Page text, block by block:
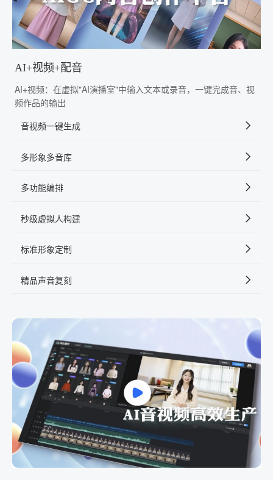
AI+视频+配音
AI+视频：在虚拟"AI演播室"中输入文本或录音，一键完成音、视
频作品的输出
音视频一键生成
多形象多音库
多功能编排
秒级虚拟人构建
标准形象定制
精品声音复刻